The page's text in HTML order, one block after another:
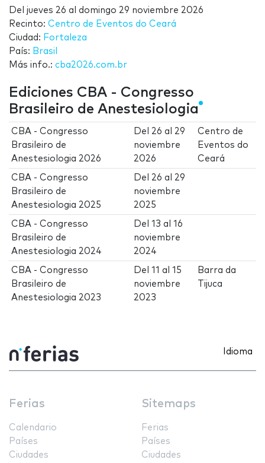
Del jueves 26 al domingo 29 noviembre 2026
Recinto: Centro de Eventos do Ceará
Ciudad: Fortaleza
País: Brasil
Más info.: cba2026.com.br
Ediciones CBA - Congresso
Brasileiro de Anestesiologia
CBA - Congresso
Brasileiro de
Anestesiologia 2026
Del 26 al 29
noviembre
2026
Centro de
Eventos do
Ceará
CBA - Congresso
Brasileiro de
Anestesiologia 2025
Del 26 al 29
noviembre
2025
CBA - Congresso
Brasileiro de
Anestesiologia 2024
Del13 al16
noviembre
2024
CBA - Congresso
Brasileiro de
Anestesiologia 2023
Del11 al15
noviembre
2023
Barra da
Tijuca
Idioma
Ferias
Calendario
Países
Ciudades
Sitemaps
Ferias
Países
Ciudades